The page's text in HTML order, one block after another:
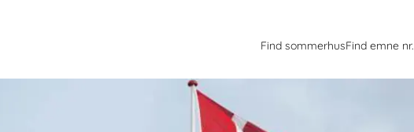
Find sommerhusFind emne nr.